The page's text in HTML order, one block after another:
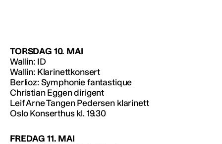
TORSDAG 10. MAI
Wallin: ID
Wallin: Klarinettkonsert
Berlioz: Symphonie fantastique
Christian Eggen dirigent
Leif Arne Tangen Pedersen klarinett
Oslo Konserthus kl. 19.30
FREDAG 11. MAI